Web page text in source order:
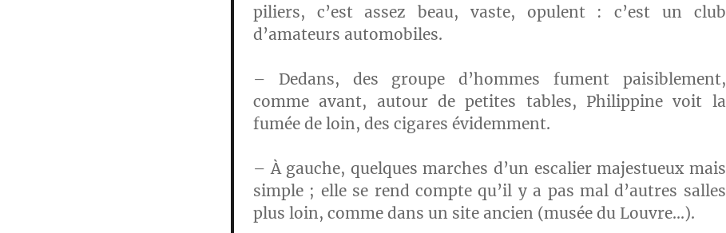
piliers, c’est assez beau, vaste, opulent : c’est un club
d’amateurs automobiles.
– Dedans, des groupe d’hommes fument paisiblement,
comme avant, autour de petites tables, Philippine voit la
fumée de loin, des cigares évidemment.
– À gauche, quelques marches d’un escalier majestueux mais
simple ; elle se rend compte qu’il y a pas mal d’autres salles
plus loin, comme dans un site ancien (musée du Louvre…).